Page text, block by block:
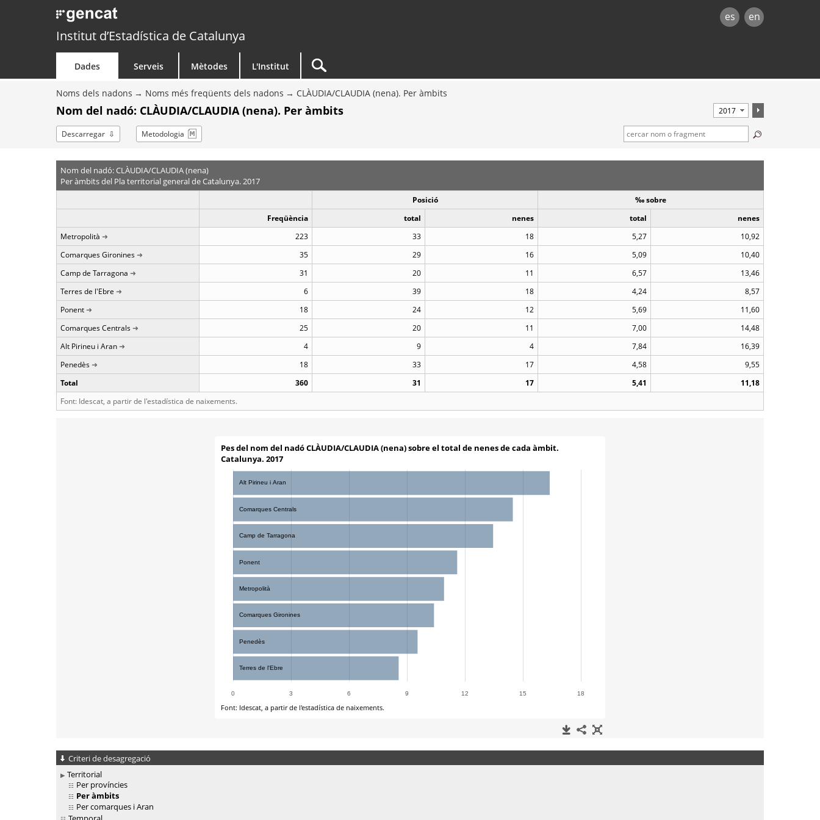
es en
Institut d’Estadística de Catalunya
Dades Serveis Mètodes L'Institut
Noms dels nadons Noms més freqüents dels nadons CLÀUDIA/CLAUDIA (nena). Per àmbits
Nom del nadó: CLÀUDIA/CLAUDIA (nena). Per àmbits
Descarregar Metodologia
Nom del nadó: CLÀUDIA/CLAUDIA (nena)
Per àmbits del Pla territorial general de Catalunya. 2017
Posició
‰ sobre
Freqüència
total nenes total
nenes
Metropolità
223 33 18 5,27
10,92
Comarques Gironines
35 29 16 5,09
10,40
Camp de Tarragona
31 20 11 6,57
13,46
Terres de l'Ebre
6 39 18 4,24
8,57
Ponent
18 24 12 5,69
11,60
Comarques Centrals
25 20 11 7,00
14,48
Alt Pirineu i Aran
4 9 4 7,84
16,39
Penedès
18 33 17 4,58
9,55
Total
360 31 17 5,41
11,18
Font: Idescat, a partir de l'estadística de naixements.
Criteri de desagregació
Territorial
Per províncies
Per àmbits
Per comarques i Aran